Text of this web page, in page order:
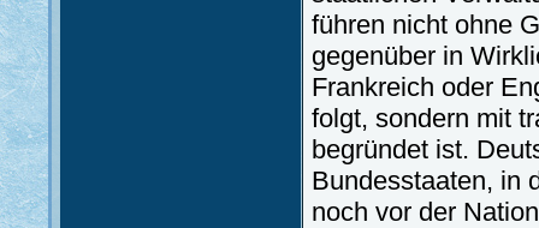
führen nicht ohne
gegenüber in
Frankreich oder
folgt, sondern mit
begründet ist.
Bundesstaaten, in
noch vor der